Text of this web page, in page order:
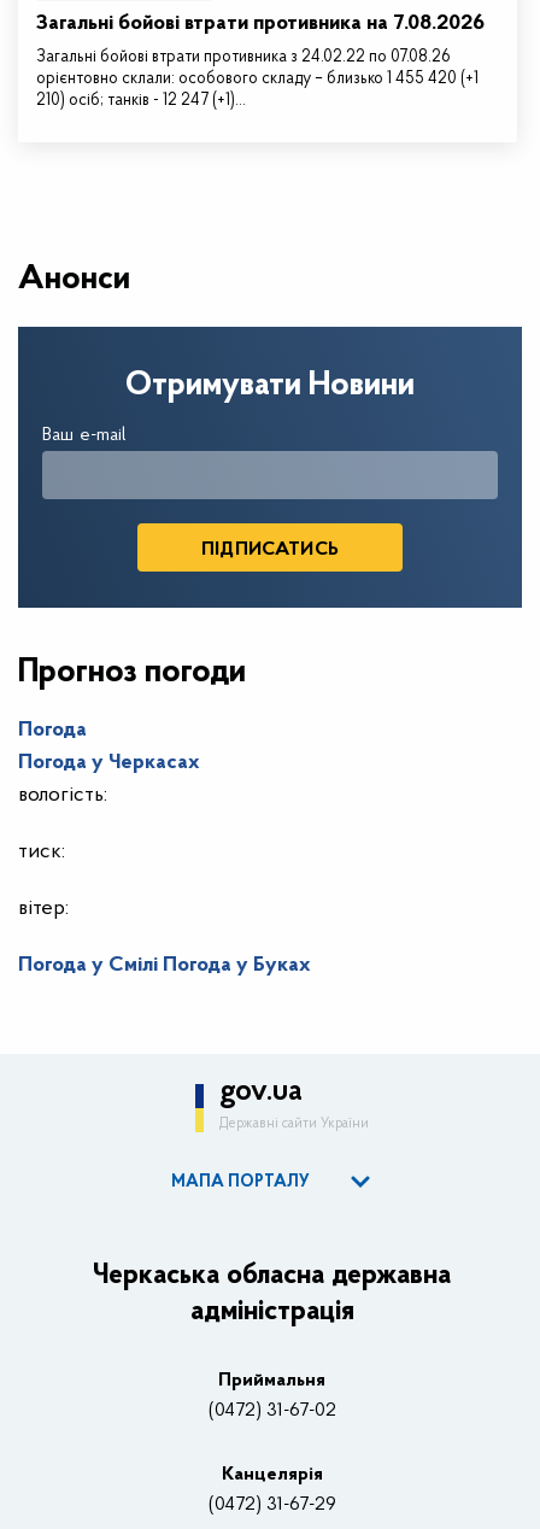
Загальні бойові втрати противника на 7.08.2026
Загальні бойові втрати противника з 24.02.22 по 07.08.26
орієнтовно склали: особового складу – близько 1 455 420 (+1
210) осіб; танків - 12 247 (+1)…
Анонси
Отримувати Новини
Ваш e-mail
Прогноз погоди
Погода
Погода у Черкасах
вологість:
тиск:
вітер:
Погода у Смілі Погода у Буках
gov.ua
Державні сайти України
МАПА ПОРТАЛУ
Керівництво адміністрації
Основні завдання та нормативно-правові засади
Нагороди
Контакти
Черкаська обласна державна
адміністрація
Приймальня
(0472) 31-67-02
Канцелярiя
(0472) 31-67-29